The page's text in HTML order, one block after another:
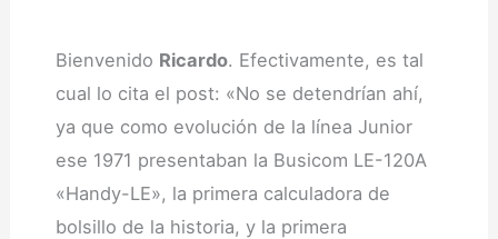
Bienvenido Ricardo. Efectivamente, es tal
cual lo cita el post: «No se detendrían ahí,
ya que como evolución de la línea Junior
ese 1971 presentaban la Busicom LE-120A
«Handy-LE», la primera calculadora de
bolsillo de la historia, y la primera